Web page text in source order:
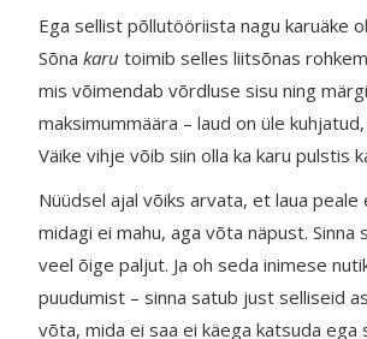
Ega sellist põllutööriista nagu karuäke
Sõnakaru toimib selles liitsõnas
mis võimendab võrdluse sisu ning
maksimummäära – laud on üle
Väike vihje võib siin olla ka karu pulstis
Nüüdsel ajal võiks arvata, et laua peale
midagi ei mahu, aga võta näpust. Sinna
veel õige paljut. Ja oh seda inimese
puudumist – sinna satub just selliseid
võta, mida ei saa ei käega katsuda ega